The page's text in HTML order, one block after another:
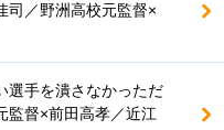
司／野洲高校元監督×
選手を潰さなかっただ
監督×前田高孝／近江